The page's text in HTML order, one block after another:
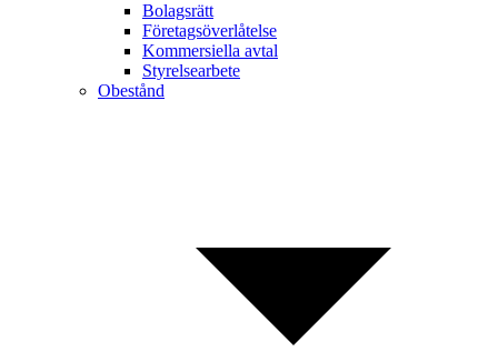
Bolagsrätt
Företagsöverlåtelse
Kommersiella avtal
Styrelsearbete
Obestånd